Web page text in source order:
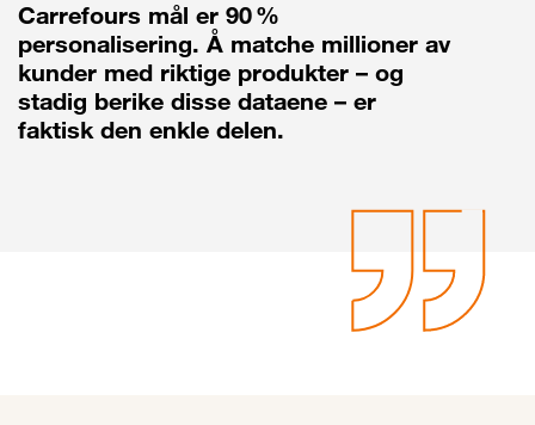
Carrefours mål er 90 %
personalisering. Å matche millioner av
kunder med riktige produkter – og
stadig berike disse dataene – er
faktisk den enkle delen.